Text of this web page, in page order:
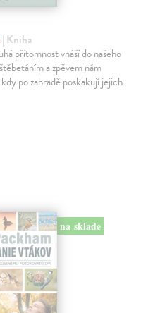
| Kniha
přítomnost vnáší do našeho
a zpěvem nám
po zahradě poskakují jejich
na sklade